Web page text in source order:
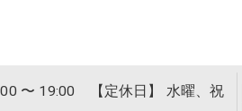
〜 19:00 【定休日】 水曜、祝